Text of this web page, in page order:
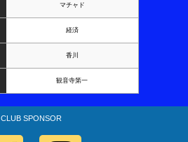
マチャド
経済
香川
観音寺第一
CLUB SPONSOR